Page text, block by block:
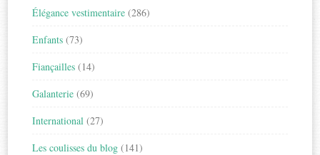
Élégance vestimentaire (286)
Enfants (73)
Fiançailles (14)
Galanterie (69)
International (27)
Les coulisses du blog (141)